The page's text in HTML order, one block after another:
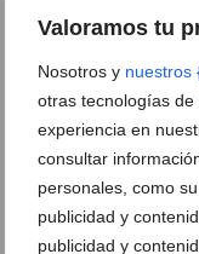
Valoramos tu
Nosotros y nuestros
otras tecnologías
experiencia en
consultar
personales, como
publicidad y
publicidad y